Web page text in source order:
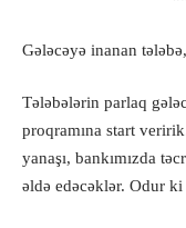
Gələcəyə inanan
Tələbələrin parlaq
proqramına start
yanaşı, bankımızda
əldə edəcəklər. Odur ki